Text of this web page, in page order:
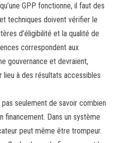
GPP fonctionne, il faut des
techniques doivent vérifier le
d’éligibilité et la qualité de
correspondent aux
gouvernance et devraient,
lieu à des résultats accessibles
pas seulement de savoir combien
financement. Dans un système
peut même être trompeur.